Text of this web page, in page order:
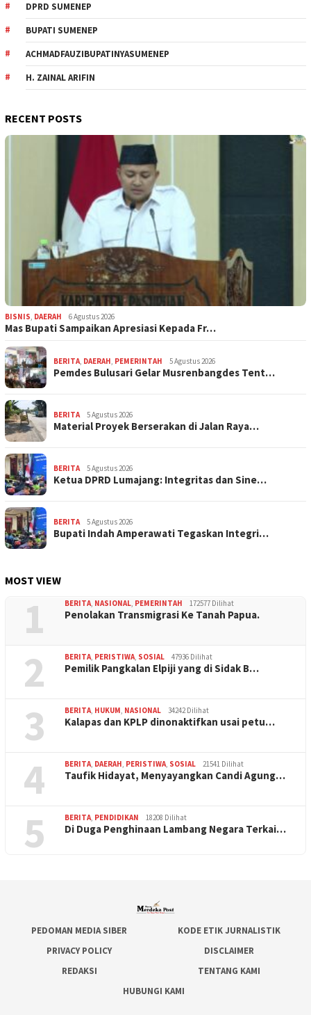
DPRD SUMENEP
BUPATI SUMENEP
ACHMADFAUZIBUPATINYASUMENEP
H. ZAINAL ARIFIN
RECENT POSTS
BISNIS, DAERAH 6 Agustus 2026
Mas Bupati Sampaikan Apresiasi Kepada Fr…
BERITA, DAERAH, PEMERINTAH 5 Agustus 2026
Pemdes Bulusari Gelar Musrenbangdes Tent…
BERITA 5 Agustus 2026
Material Proyek Berserakan di Jalan Raya…
BERITA 5 Agustus 2026
Ketua DPRD Lumajang: Integritas dan Sine…
BERITA 5 Agustus 2026
Bupati Indah Amperawati Tegaskan Integri…
MOST VIEW
1 BERITA, NASIONAL, PEMERINTAH 172577 Dilihat
Penolakan Transmigrasi Ke Tanah Papua.
2 BERITA, PERISTIWA, SOSIAL 47936 Dilihat
Pemilik Pangkalan Elpiji yang di Sidak B…
3 BERITA, HUKUM, NASIONAL 34242 Dilihat
Kalapas dan KPLP dinonaktifkan usai petu…
4 BERITA, DAERAH, PERISTIWA, SOSIAL 21541 Dilihat
Taufik Hidayat, Menyayangkan Candi Agung…
5 BERITA, PENDIDIKAN 18208 Dilihat
Di Duga Penghinaan Lambang Negara Terkai…
PEDOMAN MEDIA SIBER
KODE ETIK JURNALISTIK
PRIVACY POLICY
DISCLAIMER
REDAKSI
TENTANG KAMI
HUBUNGI KAMI